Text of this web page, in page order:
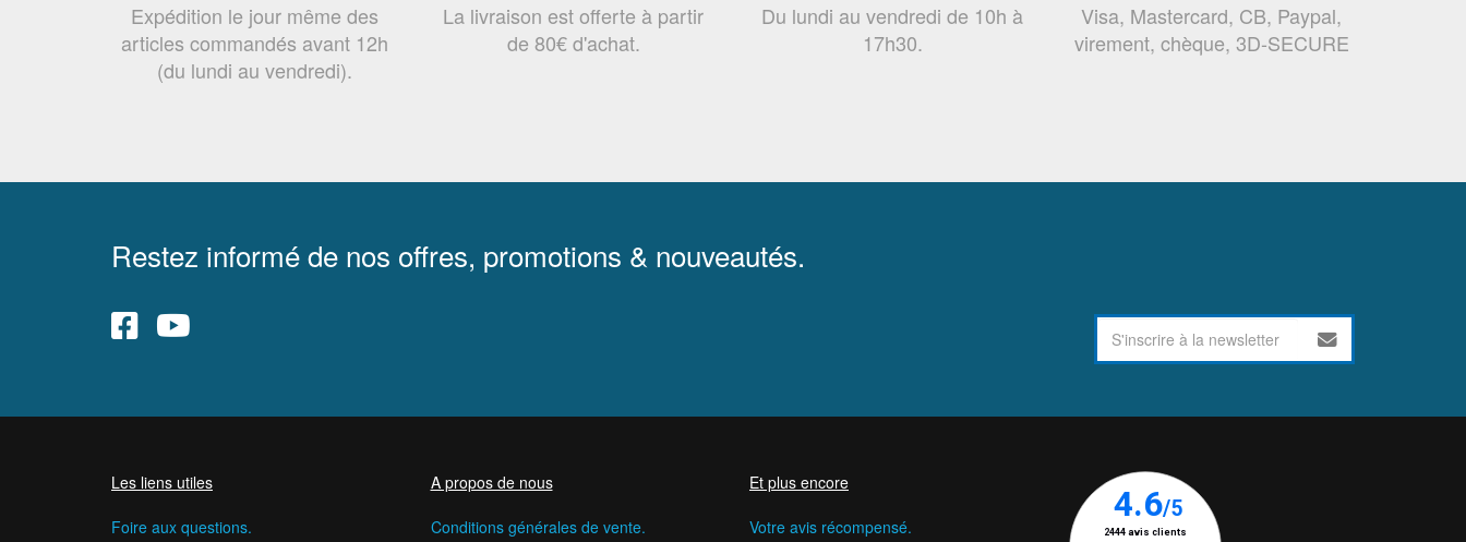
Expédition le jour même des
articles commandés avant 12h
(du lundi au vendredi).
La livraison est offerte à partir
de 80€ d'achat.
Du lundi au vendredi de 10h à
17h30.
Visa, Mastercard, CB, Paypal,
virement, chèque, 3D-SECURE
Restez informé de nos offres, promotions & nouveautés.
Les liens utiles
Foire aux questions.
A propos de nous
Conditions générales de vente.
Et plus encore
Votre avis récompensé.